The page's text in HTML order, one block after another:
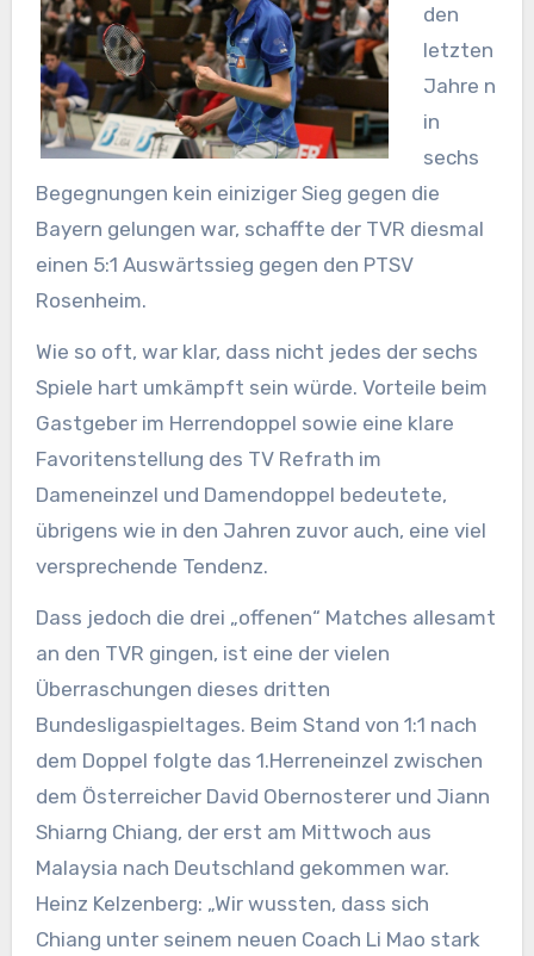
den
letzten
Jahre n
in
sechs
Begegnungen kein einiziger Sieg gegen die
Bayern gelungen war, schaffte der TVR diesmal
einen 5:1 Auswärtssieg gegen den PTSV
Rosenheim.
Wie so oft, war klar, dass nicht jedes der sechs
Spiele hart umkämpft sein würde. Vorteile beim
Gastgeber im Herrendoppel sowie eine klare
Favoritenstellung des TV Refrath im
Dameneinzel und Damendoppel bedeutete,
übrigens wie in den Jahren zuvor auch, eine viel
versprechende Tendenz.
Dass jedoch die drei „offenen“ Matches allesamt
an den TVR gingen, ist eine der vielen
Überraschungen dieses dritten
Bundesligaspieltages. Beim Stand von 1:1 nach
dem Doppel folgte das 1.Herreneinzel zwischen
dem Österreicher David Obernosterer und Jiann
Shiarng Chiang, der erst am Mittwoch aus
Malaysia nach Deutschland gekommen war.
Heinz Kelzenberg: „Wir wussten, dass sich
Chiang unter seinem neuen Coach Li Mao stark